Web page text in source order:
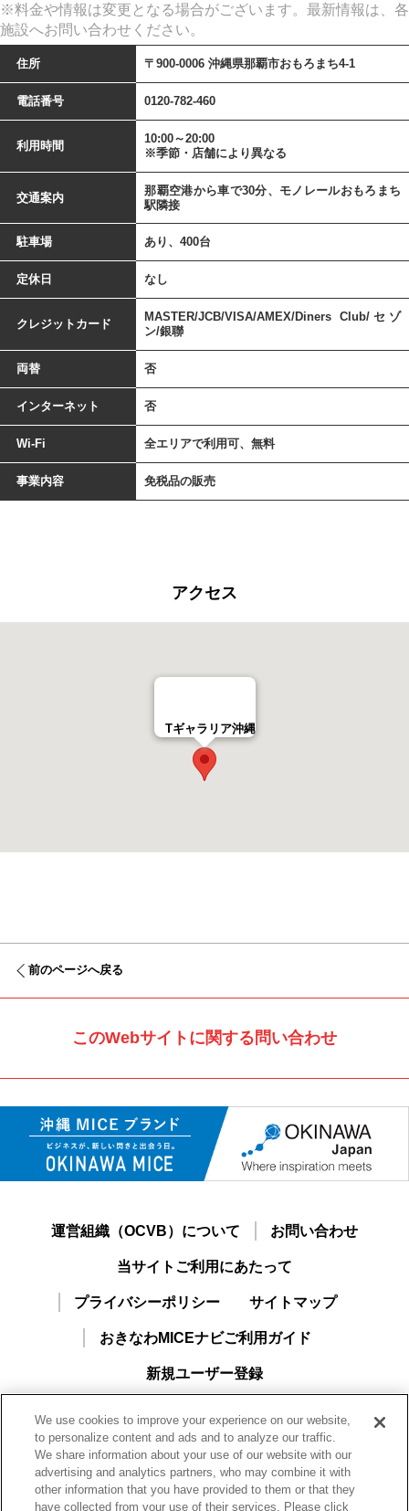
※料金や情報は変更となる場合がございます。最新情報は、各
施設へお問い合わせください。
住所 〒900-0006 沖縄県那覇市おもろまち4-1
電話番号 0120-782-460
利用時間
10:00～20:00
※季節・店舗により異なる
交通案内
那覇空港から車で30分、モノレールおもろまち
駅隣接
駐車場 あり、400台
定休日 なし
クレジットカード
MASTER/JCB/VISA/AMEX/Diners Club/セゾ
ン/銀聯
両替 否
インターネット 否
Wi-Fi 全エリアで利用可、無料
事業内容 免税品の販売
アクセス
Tギャラリア沖縄
前のページへ戻る
このWebサイトに関する問い合わせ
運営組織（OCVB）について お問い合わせ
当サイトご利用にあたって
プライバシーポリシー サイトマップ
おきなわMICEナビご利用ガイド
新規ユーザー登録
We use cookies to improve your experience on our website,
to personalize content and ads and to analyze our traffic.
We share information about your use of our website with our
advertising and analytics partners, who may combine it with
other information that you have provided to them or that they
have collected from your use of their services. Please click